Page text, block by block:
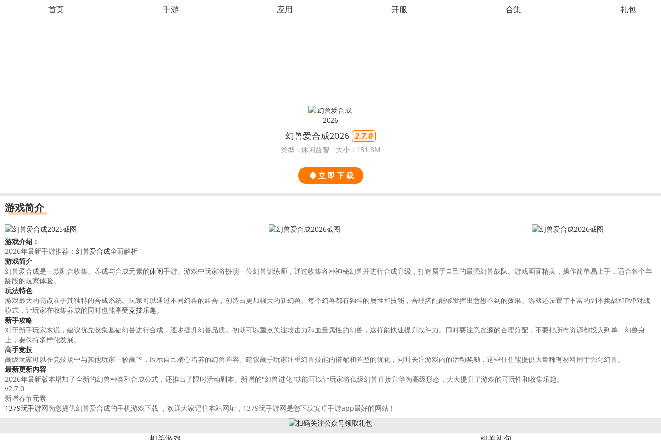
首页 手游 应用 开服 合集 礼包
幻兽爱合成2026 2.7.0
类型：休闲益智 大小：181.8M
立 即 下 载
游戏简介
游戏介绍：
2026年最新手游推荐： 幻兽爱合成全面解析
游戏简介
幻兽爱合成是一款融合收集、养成与合成元素的休闲手游。游戏中玩家将扮演一位幻兽训练师，通过收集各种神秘幻兽并进行合成升级，打造属于自己的最强幻兽战队。游戏画面精美，操作简单易上手，适合各个年
龄段的玩家体验。
玩法特色
游戏最大的亮点在于其独特的合成系统。玩家可以通过不同幻兽的组合，创造出更加强大的新幻兽。每个幻兽都有独特的属性和技能，合理搭配能够发挥出意想不到的效果。游戏还设置了丰富的副本挑战和PVP对战
模式，让玩家在收集养成的同时也能享受竞技乐趣。
新手攻略
对于新手玩家来说，建议优先收集基础幻兽进行合成，逐步提升幻兽品质。初期可以重点关注攻击力和血量属性的幻兽，这样能快速提升战斗力。同时要注意资源的合理分配，不要把所有资源都投入到单一幻兽身
上，要保持多样化发展。
高手竞技
高级玩家可以在竞技场中与其他玩家一较高下，展示自己精心培养的幻兽阵容。建议高手玩家注重幻兽技能的搭配和阵型的优化，同时关注游戏内的活动奖励，这些往往能提供大量稀有材料用于强化幻兽。
最新更新内容
2026年最新版本增加了全新的幻兽种类和合成公式，还推出了限时活动副本。新增的"幻兽进化"功能可以让玩家将低级幻兽直接升华为高级形态，大大提升了游戏的可玩性和收集乐趣。
v2.7.0
新增春节元素
1379玩手游网为您提供幻兽爱合成的手机游戏下载 ，欢迎大家记住本站网址，1379玩手游网是您下载安卓手游app最好的网站！